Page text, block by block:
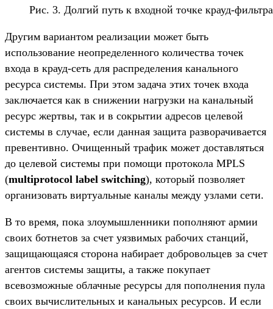
Рис. 3. Долгий путь к входной точке крауд-фильтра
Другим вариантом реализации может быть
использование неопределенного количества точек
входа в крауд-сеть для распределения канального
ресурса системы. При этом задача этих точек входа
заключается как в снижении нагрузки на канальный
ресурс жертвы, так и в сокрытии адресов целевой
системы в случае, если данная защита разворачивается
превентивно. Очищенный трафик может доставляться
до целевой системы при помощи протокола MPLS
(multiprotocol label switching), который позволяет
организовать виртуальные каналы между узлами сети.
В то время, пока злоумышленники пополняют армии
своих ботнетов за счет уязвимых рабочих станций,
защищающаяся сторона набирает добровольцев за счет
агентов системы защиты, а также покупает
всевозможные облачные ресурсы для пополнения пула
своих вычислительных и канальных ресурсов. И если